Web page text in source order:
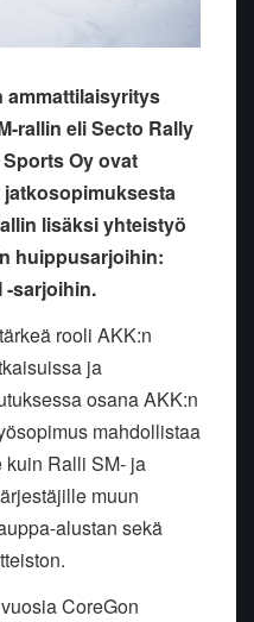
rallin eli Secto Rally
Oy ovat
lisäksi yhteistyö
huippusarjoihin:
-sarjoihin.
rooli AKK:n
ja
osana AKK:n
mahdollistaa
Ralli SM- ja
muun
alustan sekä
CoreGon